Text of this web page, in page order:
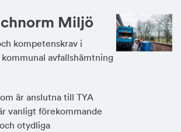
Miljö
kompetenskrav i
avfallshämtning
är anslutna till TYA
vanligt förekommande
otydliga